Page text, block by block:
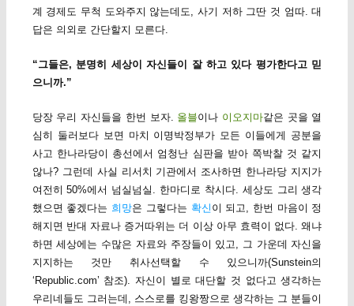
계 경제도 무척 도와주지 않는데도, 사기 저하 그딴 것 엄따. 대
답은 의외로 간단할지 모른다.
“그들은, 분명히 세상이 자신들이 잘 하고 있다 평가한다고 믿
으니까.”
당장 우리 자신들을 한번 보자. 올블이나 이오지마같은 곳을 열
심히 둘러보다 보면 마치 이명박정부가 모든 이들에게 공분을
사고 한나라당이 총선에서 엄청난 심판을 받아 쪽박찰 것 같지
않나? 그런데 사실 리서치 기관에서 조사하면 한나라당 지지가
여전히 50%에서 넘실넘실. 한마디로 착시다. 세상도 그리 생각
했으면 좋겠다는 희망은 그렇다는 확신 이 되고, 한번 마음이 정
해지면 반대 자료나 증거따위는 더 이상 아무 효력이 없다. 왜냐
하면 세상에는 수많은 자료와 주장들이 있고, 그 가운데 자신을
지지하는 것만 취사선택할 수 있으니까(Sunstein의
‘Republic.com’ 참조). 자신이 별로 대단할 것 없다고 생각하는
우리네들도 그러는데, 스스로를 킹왕짱으로 생각하는 그 분들이